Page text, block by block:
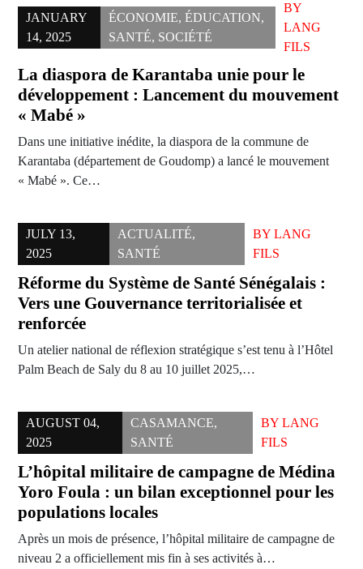
JANUARY
14, 2025
ÉCONOMIE, ÉDUCATION,
SANTÉ, SOCIÉTÉ
BY
LANG
FILS
La diaspora de Karantaba unie pour le
développement : Lancement du mouvement
« Mabé »
Dans une initiative inédite, la diaspora de la commune de
Karantaba (département de Goudomp) a lancé le mouvement
« Mabé ». Ce…
JULY 13,
2025
ACTUALITÉ,
SANTÉ
BY LANG
FILS
Réforme du Système de Santé Sénégalais :
Vers une Gouvernance territorialisée et
renforcée
Un atelier national de réflexion stratégique s’est tenu à l’Hôtel
Palm Beach de Saly du 8 au 10 juillet 2025,…
AUGUST 04,
2025
CASAMANCE,
SANTÉ
BYLANG
FILS
L’hôpital militaire de campagne de Médina
Yoro Foula : un bilan exceptionnel pour les
populations locales
Après un mois de présence, l’hôpital militaire de campagne de
niveau 2 a officiellement mis fin à ses activités à…